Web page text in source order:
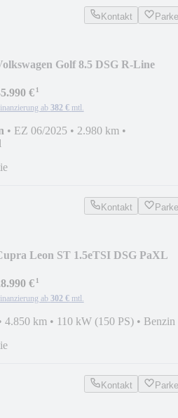
Kontakt
Golf 8.5 DSG R-Line
€¹
ab 382 € mtl.
• EZ 06/2025 • 2.980 km •
Kontakt
Leon ST 1.5eTSI DSG PaXL
€¹
ab 302 € mtl.
4.850 km • 110 kW (150 PS) • Benzin
Kontakt